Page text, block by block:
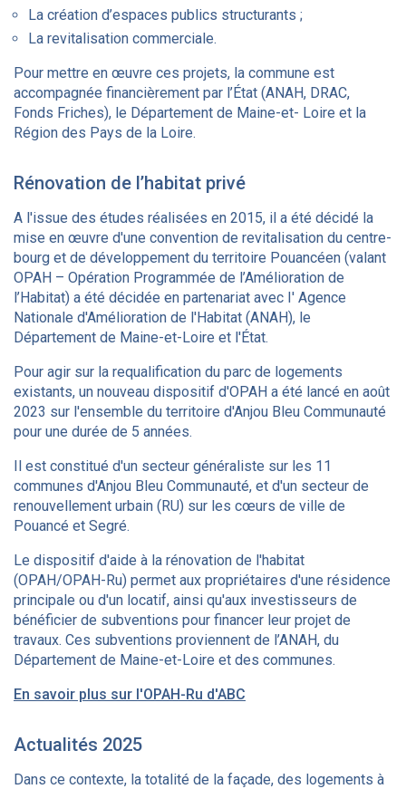
La création d’espaces publics structurants ;
La revitalisation commerciale.
Pour mettre en œuvre ces projets, la commune est
accompagnée financièrement par l’État (ANAH, DRAC,
Fonds Friches), le Département de Maine-et- Loire et la
Région des Pays de la Loire.
Rénovation de l’habitat privé
A l'issue des études réalisées en 2015, il a été décidé la
mise en œuvre d'une convention de revitalisation du centre-
bourg et de développement du territoire Pouancéen (valant
OPAH – Opération Programmée de l’Amélioration de
l’Habitat) a été décidée en partenariat avec I' Agence
Nationale d'Amélioration de l'Habitat (ANAH), le
Département de Maine-et-Loire et l'État.
Pour agir sur la requalification du parc de logements
existants, un nouveau dispositif d'OPAH a été lancé en août
2023 sur l'ensemble du territoire d'Anjou Bleu Communauté
pour une durée de 5 années.
Il est constitué d'un secteur généraliste sur les 11
communes d'Anjou Bleu Communauté, et d'un secteur de
renouvellement urbain (RU) sur les cœurs de ville de
Pouancé et Segré.
Le dispositif d'aide à la rénovation de l'habitat
(OPAH/OPAH-Ru) permet aux propriétaires d'une résidence
principale ou d'un locatif, ainsi qu'aux investisseurs de
bénéficier de subventions pour financer leur projet de
travaux. Ces subventions proviennent de l’ANAH, du
Département de Maine-et-Loire et des communes.
En savoir plus sur l'OPAH-Ru d'ABC
Actualités 2025
Dans ce contexte, la totalité de la façade, des logements à